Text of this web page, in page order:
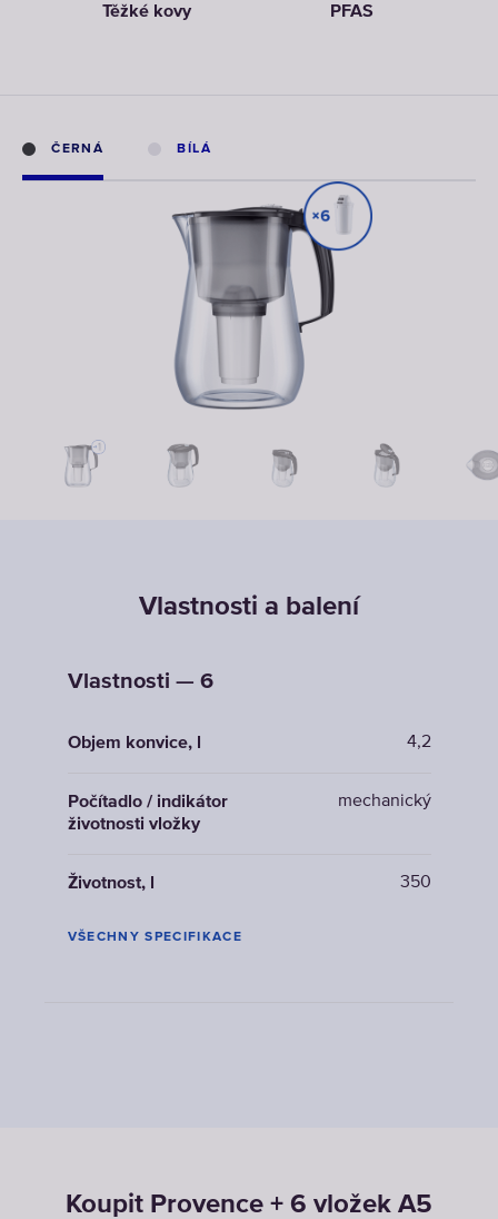
Těžké kovy PFAS
ČERNÁ BÍLÁ
Vlastnosti a balení
Vlastnosti — 6
Objem konvice, l 4,2
Počítadlo / indikátor
životnosti vložky
mechanický
Životnost, l 350
VŠECHNY SPECIFIKACE
Koupit Provence + 6 vložek A5